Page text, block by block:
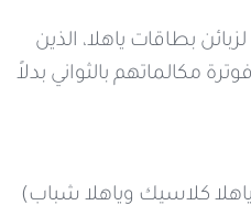
بطاقات ياهلا، الذين
مكالماتهم بالثواني بدلاً
كلاسيك وياهلا شباب)